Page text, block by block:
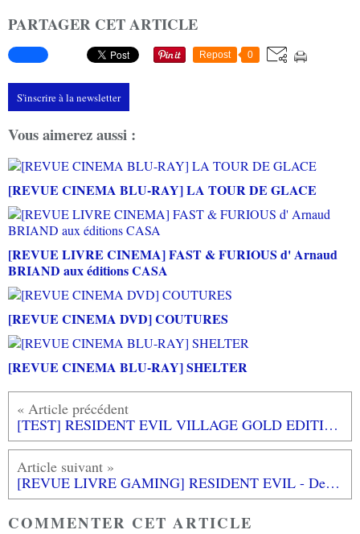
PARTAGER CET ARTICLE
Repost 0
S'inscrire à la newsletter
Vous aimerez aussi :
[REVUE CINEMA BLU-RAY] LA TOUR DE GLACE
[REVUE LIVRE CINEMA] FAST & FURIOUS d' Arnaud
BRIAND aux éditions CASA
[REVUE CINEMA DVD] COUTURES
[REVUE CINEMA BLU-RAY] SHELTER
[TEST] RESIDENT EVIL VILLAGE GOLD EDITION PS5 : une nouvelle version enrichie à tous les niveaux!
[REVUE LIVRE GAMING] RESIDENT EVIL - Des zombies et des hommes Volume 2 chez THIRD EDITIONS
COMMENTER CET ARTICLE